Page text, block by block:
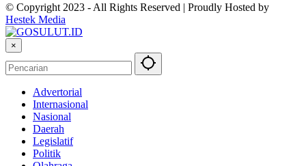
© Copyright 2023 - All Rights Reserved | Proudly Hosted by
Hestek Media
×
Advertorial
Internasional
Nasional
Daerah
Legislatif
Politik